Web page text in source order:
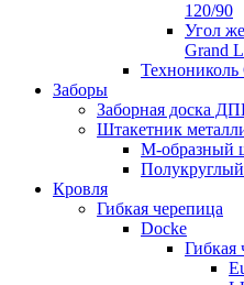
120/90
Угол
Grand
Заборы
Заборная доска
Штакетник
М-образный
Кровля
Гибкая черепица
Docke
Гибкая